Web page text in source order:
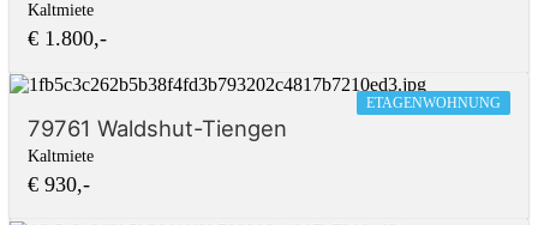
Kaltmiete
€ 1.800,-
ETAGENWOHNUNG
79761 Waldshut-Tiengen
Kaltmiete
€ 930,-